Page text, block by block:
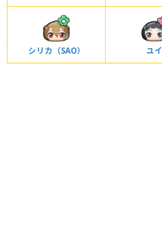
シリカ（SAO） ユイ